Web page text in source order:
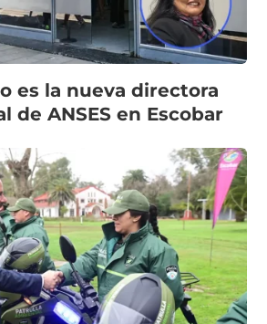
es la nueva directora
de ANSES en Escobar